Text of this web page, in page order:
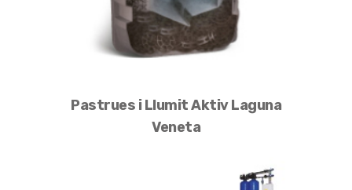
Pastrues i Llumit Aktiv Laguna
Veneta